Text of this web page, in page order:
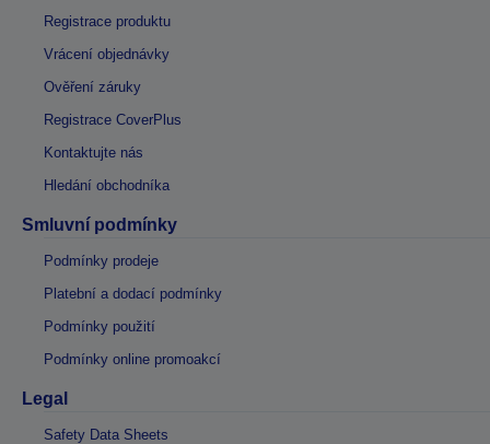
Registrace produktu
Vrácení objednávky
Ověření záruky
Registrace CoverPlus
Kontaktujte nás
Hledání obchodníka
Smluvní podmínky
Podmínky prodeje
Platební a dodací podmínky
Podmínky použití
Podmínky online promoakcí
Legal
Safety Data Sheets